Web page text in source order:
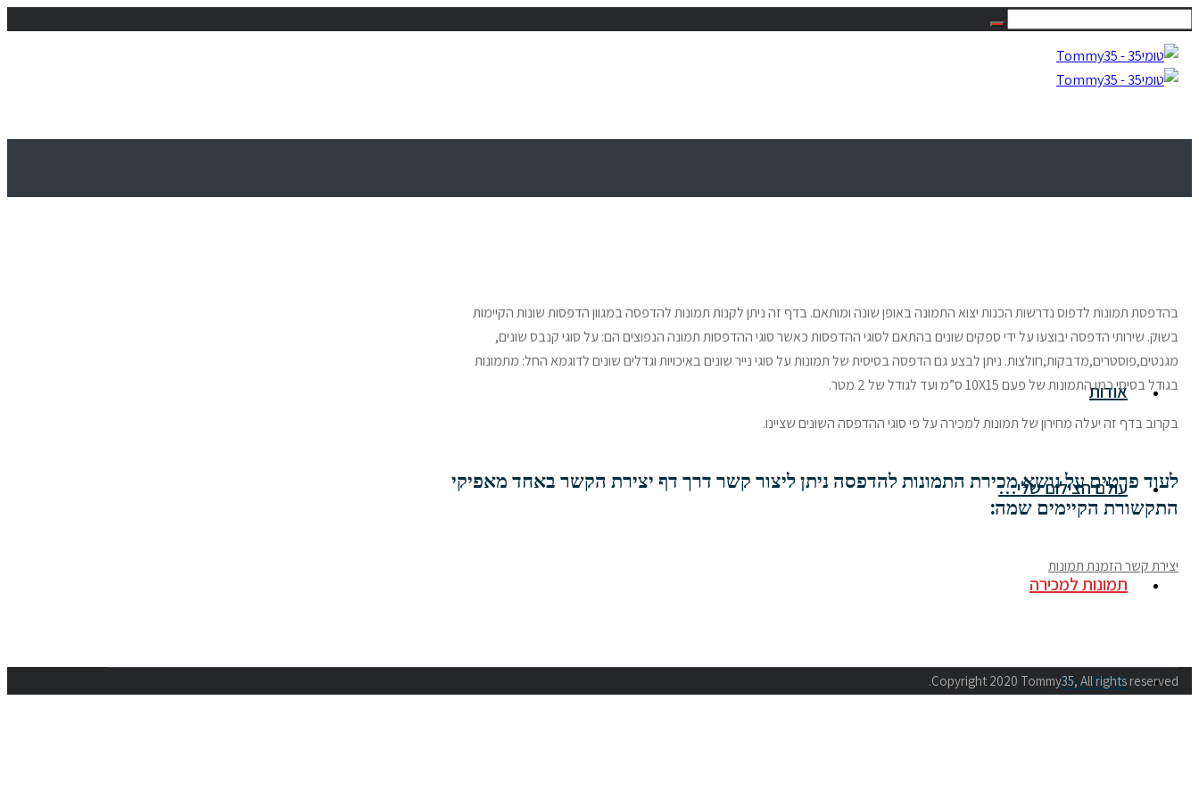
אודות
עולם הצילום שלי…
תמונות למכירה
יצירת קשר
בהדפסת תמונות לדפוס נדרשות הכנות יצוא התמונה באופן שונה ומותאם. בדף זה ניתן לקנות תמונות להדפסה במגוון הדפסות שונות הקיימות
בשוק. שירותי הדפסה יבוצעו על ידי ספקים שונים בהתאם לסוגי ההדפסות כאשר סוגי ההדפסות תמונה הנפוצים הם: על סוגי קנבס שונים,
מגנטים,פוסטרים,מדבקות,חולצות. ניתן לבצע גם הדפסה בסיסית של תמונות על סוגי נייר שונים באיכויות וגדלים שונים לדוגמא החל: מתמונות
בגודל בסיסי כמו התמונות של פעם 10X15 ס”מ ועד לגודל של 2 מטר.
בקרוב בדף זה יעלה מחירון של תמונות למכירה על פי סוגי ההדפסה השונים שציינו.
לעוד פרטים על נושא מכירת התמונות להדפסה ניתן ליצור קשר דרך דף יצירת הקשר באחד מאפיקי
התקשורת הקיימים שמה:
יצירת קשר הזמנת תמונות
Copyright 2020 Tommy35, All rights reserved.